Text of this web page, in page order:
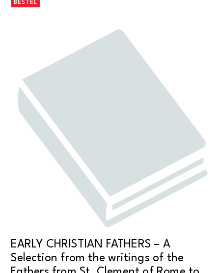
BESTEL
EARLY CHRISTIAN FATHERS – A
Selection from the writings of the